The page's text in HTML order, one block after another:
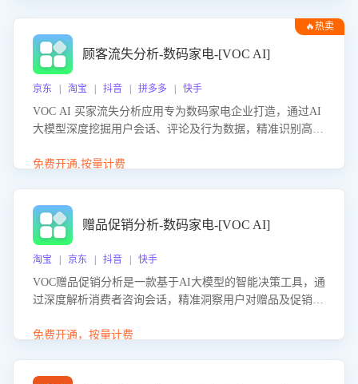
企业优化营销话术、突出产品与服务优势，有效提升咨询转
化率，避免陷入单纯价格竞争，实现精准扬长避短。
🔥热卖
顾客流失分析-数码家电-[VOC AI]
京东 | 淘宝 | 抖音 | 拼多多 | 快手
VOC AI 买家流失分析应用专为数码家电企业打造，通过AI
大模型深度挖掘用户会话、评论及行为数据，精准识别高流
应延迟、竞品价格冲击等。系统自动输出可落地的挽回策
免费开通,按量计费
赠品促销分析-数码家电-[VOC AI]
淘宝 | 京东 | 抖音 | 快手
VOC赠品促销分析是一款基于AI大模型的智能决策工具，通
过深度解析消费者咨询会话，精准洞察用户对赠品及促销政
销诉求，帮助企业制定个性化赠品组合策略，优化资源投放
免费开通，按量计费